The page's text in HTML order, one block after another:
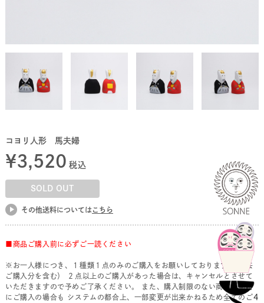
コヨリ人形 馬夫婦
¥3,520 税込
SOLD OUT
その他送料については こちら
■商品ご購入前に必ずご一読ください
※お一人様につき、１種類１点のみのご購入をお願いしております。(過去
ご購入分を含む） ２点以上のご購入があった場合は、キャンセルとさせて
いただきますので予めご了承ください。 また、購入制限のない商品を同時
にご購入の場合も システムの都合上、一部変更が出来かねるため全てのご